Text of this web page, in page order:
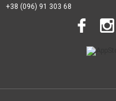
+38 (096) 91 303 68